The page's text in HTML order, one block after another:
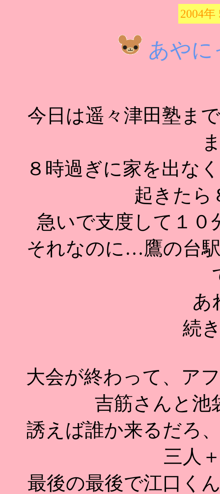
2004年
あやに
今日は遥々津田塾ま
８時過ぎに家を出な
起きたら
急いで支度して１０
それなのに…鷹の台
あ
続
大会が終わって、ア
吉筋さんと池
誘えば誰か来るだろ
三人
最後の最後で江口く